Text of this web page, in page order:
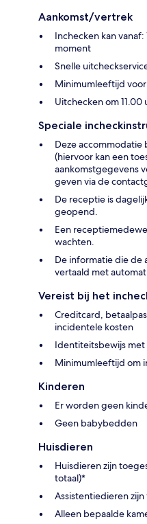
Aankomst/vertrek
Inchecken kan
moment
Snelle
Minimumleeftijd voor
Uitchecken om 11.00
Speciale
Deze accommodatie
(hiervoor kan een
aankomstgegevens
geven via de
De receptie is
geopend.
Een
wachten.
De informatie die de
vertaald met
Vereist bij het
Creditcard,
incidentele kosten
Identiteitsbewijs
Minimumleeftijd om
Kinderen
Er worden geen
Geen babybedden
Huisdieren
Huisdieren zijn
totaal)*
Assistentiedieren
Alleen bepaalde